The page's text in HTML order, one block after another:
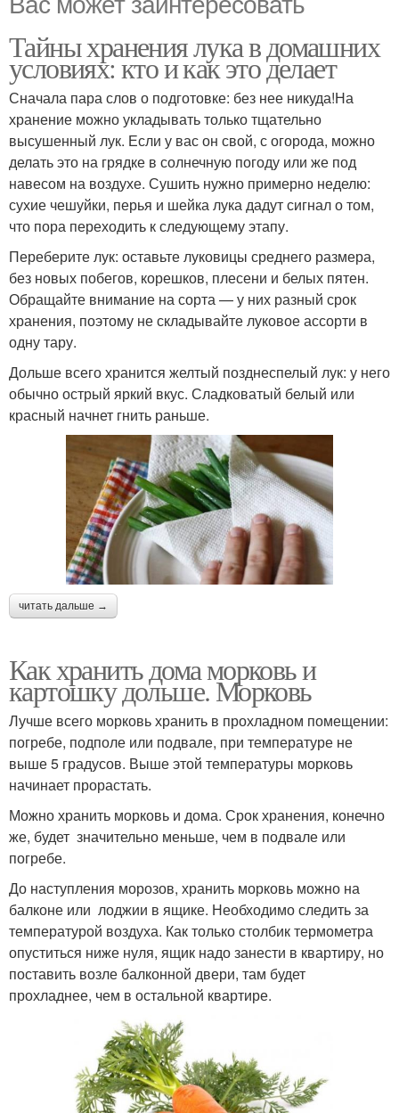
Тайны хранения лука в домашних
условиях: кто и как это делает
Сначала пара слов о подготовке: без нее никуда!На
хранение можно укладывать только тщательно
высушенный лук. Если у вас он свой, с огорода, можно
делать это на грядке в солнечную погоду или же под
навесом на воздухе. Сушить нужно примерно неделю:
сухие чешуйки, перья и шейка лука дадут сигнал о том,
что пора переходить к следующему этапу.
Переберите лук: оставьте луковицы среднего размера,
без новых побегов, корешков, плесени и белых пятен.
Обращайте внимание на сорта — у них разный срок
хранения, поэтому не складывайте луковое ассорти в
одну тару.
Дольше всего хранится желтый позднеспелый лук: у него
обычно острый яркий вкус. Сладковатый белый или
красный начнет гнить раньше.
читать дальше →
Как хранить дома морковь и
картошку дольше. Морковь
Лучше всего морковь хранить в прохладном помещении:
погребе, подполе или подвале, при температуре не
выше 5 градусов. Выше этой температуры морковь
начинает прорастать.
Можно хранить морковь и дома. Срок хранения, конечно
же, будет значительно меньше, чем в подвале или
погребе.
До наступления морозов, хранить морковь можно на
балконе или лоджии в ящике. Необходимо следить за
температурой воздуха. Как только столбик термометра
опуститься ниже нуля, ящик надо занести в квартиру, но
поставить возле балконной двери, там будет
прохладнее, чем в остальной квартире.